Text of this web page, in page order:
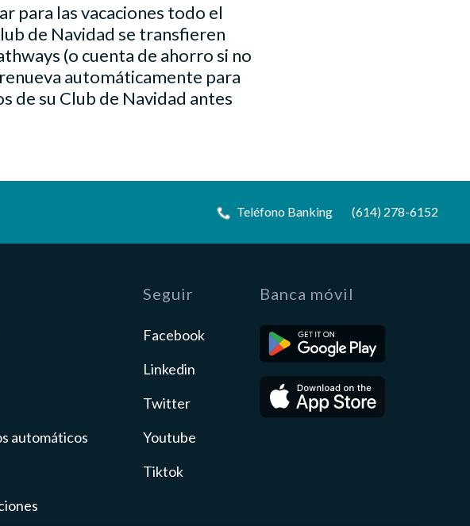
para las vacaciones todo el
de Navidad se transfieren
(o cuenta de ahorro si no
automáticamente para
de su Club de Navidad antes
Teléfono Banking (614) 278-6152
automáticos
Seguir
Facebook
Linkedin
Twitter
Youtube
Tiktok
Banca móvil